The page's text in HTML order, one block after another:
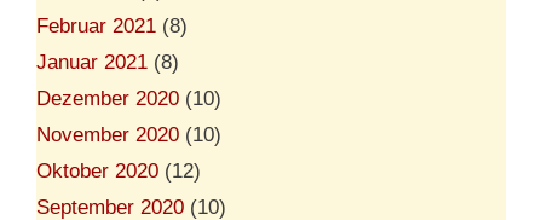
Februar 2021 (8)
Januar 2021 (8)
Dezember 2020 (10)
November 2020 (10)
Oktober 2020 (12)
September 2020 (10)